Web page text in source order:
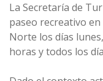
La Secretaría de
paseo recreativo
Norte los días
horas y todos los